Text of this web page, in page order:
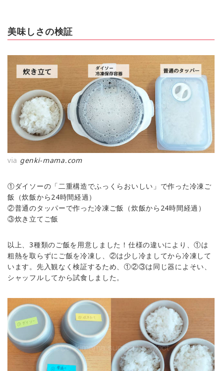
美味しさの検証
via genki-mama.com
①ダイソーの「二重構造でふっくらおいしい」で作った冷凍ご
飯（炊飯から24時間経過）
②普通のタッパーで作った冷凍ご飯（炊飯から24時間経過）
③炊き立てご飯
以上、3種類のご飯を用意しました！仕様の違いにより、①は
粗熱を取らずにご飯を冷凍し、②は少し冷ましてから冷凍して
います。先入観なく検証するため、①②③は同じ器によそい、
シャッフルしてから試食しました。